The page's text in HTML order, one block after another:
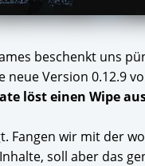
beschenkt uns
Version 0.12.9
löst einen Wipe
Fangen wir mit der
soll aber das